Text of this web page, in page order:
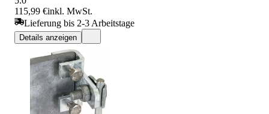
115,99 €inkl. MwSt.
Lieferung bis 2-3 Arbeitstage
Details anzeigen